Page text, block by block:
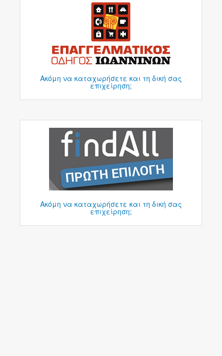
Ακόμη να καταχωρήσετε και τη δική σας
επιχείρηση;
Ακόμη να καταχωρήσετε και τη δική σας
επιχείρηση;